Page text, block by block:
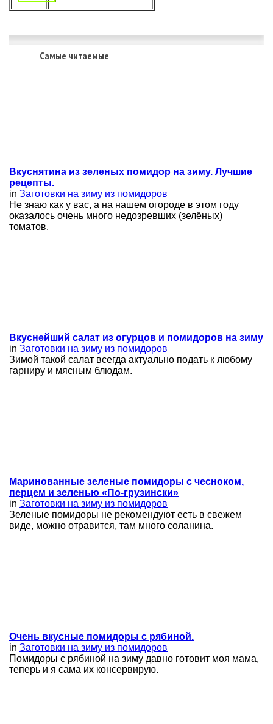
Самые читаемые
Вкуснятина из зеленых помидор на зиму. Лучшие
рецепты.
in Заготовки на зиму из помидоров
Не знаю как у вас, а на нашем огороде в этом году
оказалось очень много недозревших (зелёных)
томатов.
Вкуснейший салат из огурцов и помидоров на зиму
in Заготовки на зиму из помидоров
Зимой такой салат всегда актуально подать к любому
гарниру и мясным блюдам.
Маринованные зеленые помидоры с чесноком,
перцем и зеленью «По-грузински»
in Заготовки на зиму из помидоров
Зеленые помидоры не рекомендуют есть в свежем
виде, можно отравится, там много соланина.
Очень вкусные помидоры с рябиной.
in Заготовки на зиму из помидоров
Помидоры с рябиной на зиму давно готовит моя мама,
теперь и я сама их консервирую.